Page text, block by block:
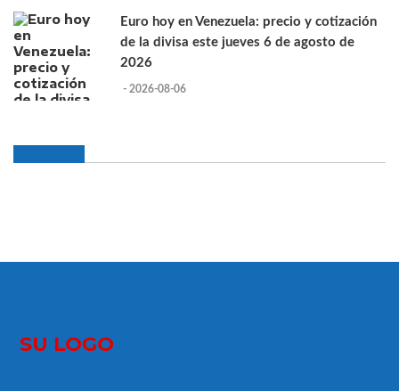
Euro hoy en Venezuela: precio y cotización
de la divisa este jueves 6 de agosto de
2026
- 2026-08-06